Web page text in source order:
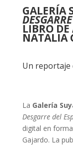
GALERÍA
LIBRO
NATALIA
Un reportaje
La Galería
Desgarre del
digital en
Gajardo. La